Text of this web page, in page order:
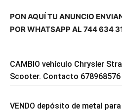
PON AQUÍ TU ANUNCIO
POR WHATSAPP AL 744 634
CAMBIO vehículo Chrysler
Scooter. Contacto 678968576
VENDO depósito de metal